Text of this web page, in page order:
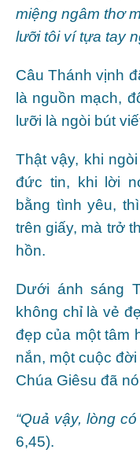
miệng ngâm thơ
lưỡi tôi ví tựa tay
Câu Thánh vịnh
là nguồn mạch,
lưỡi là ngòi bút
Thật vậy, khi
đức tin, khi lời
bằng tình yêu,
trên giấy, mà trở
hồn.
Dưới ánh sáng
không chỉ là vẻ
đẹp của một tâm
nắn, một cuộc
Chúa Giêsu đã
“Quả vậy, lòng
6,45).